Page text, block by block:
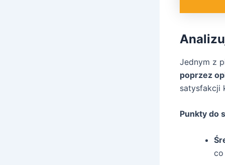
Jednym z
poprzez
satysfakcji
Punkty do
co